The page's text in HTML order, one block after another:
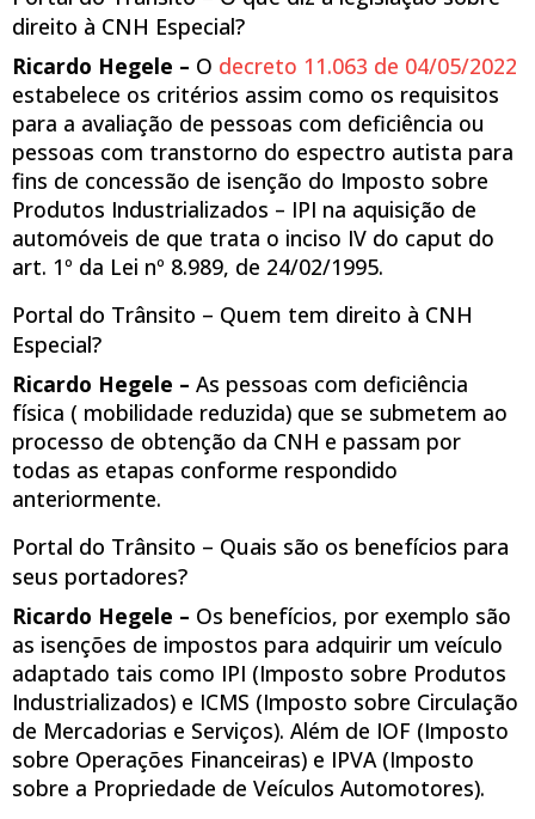
direito à CNH Especial?
Ricardo Hegele – O decreto 11.063 de 04/05/2022
estabelece os critérios assim como os requisitos
para a avaliação de pessoas com deficiência ou
pessoas com transtorno do espectro autista para
fins de concessão de isenção do Imposto sobre
Produtos Industrializados – IPI na aquisição de
automóveis de que trata o inciso IV do caput do
art. 1º da Lei nº 8.989, de 24/02/1995.
Portal do Trânsito – Quem tem direito à CNH
Especial?
Ricardo Hegele – As pessoas com deficiência
física ( mobilidade reduzida) que se submetem ao
processo de obtenção da CNH e passam por
todas as etapas conforme respondido
anteriormente.
Portal do Trânsito – Quais são os benefícios para
seus portadores?
Ricardo Hegele – Os benefícios, por exemplo são
as isenções de impostos para adquirir um veículo
adaptado tais como IPI (Imposto sobre Produtos
Industrializados) e ICMS (Imposto sobre Circulação
de Mercadorias e Serviços). Além de IOF (Imposto
sobre Operações Financeiras) e IPVA (Imposto
sobre a Propriedade de Veículos Automotores).